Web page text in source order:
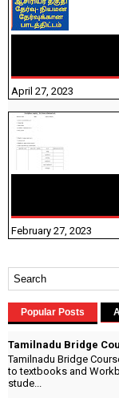
April 27, 2023
February 27, 2023
Popular Posts
Tamilnadu Bridge
Tamilnadu Bridge
to textbooks and
stude...